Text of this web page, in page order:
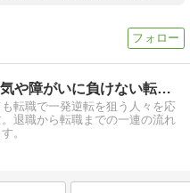
マジェブログ〜病気や障がいに負けない転職活動を応援〜
転職で一発逆転を狙う人々を応
退職から転職までの一連の流れ
。